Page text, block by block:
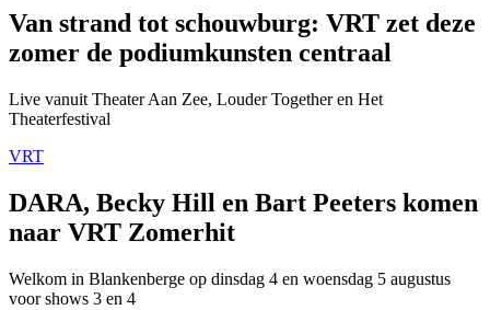
Van strand tot schouwburg: VRT zet deze
zomer de podiumkunsten centraal
Live vanuit Theater Aan Zee, Louder Together en Het
Theaterfestival
VRT
DARA, Becky Hill en Bart Peeters komen
naar VRT Zomerhit
Welkom in Blankenberge op dinsdag 4 en woensdag 5 augustus
voor shows 3 en 4